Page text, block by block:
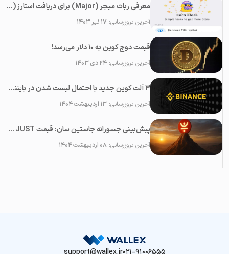
معرفی ربات میجر (Major) برای دریافت استارز (Stars) رایگان در تلگرام
آخرین بروزرسانی:۱۷ تیر ۱۴۰۳
قیمت دوج کوین به ۱۰ دلار می‌رسد!
آخرین بروزرسانی:۲۴ دی ۱۴۰۳
۳ آلت کوین جدید با احتمال لیست شدن در بایننس در ماه می ۲۰۲۵
آخرین بروزرسانی:۱۳ اردیبهشت ۱۴۰۴
پیش‌بینی جسورانه جاستین سان: قیمت JUST در آینده نزدیک ۱۰۰ برابر خواهد شد!
آخرین بروزرسانی:۰۸ اردیبهشت ۱۴۰۴